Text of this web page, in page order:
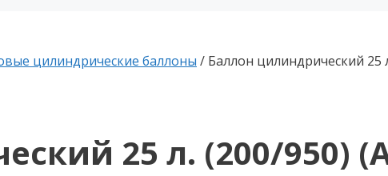
цилиндрические баллоны / Баллон цилиндрический 25
25 л. (200/950)